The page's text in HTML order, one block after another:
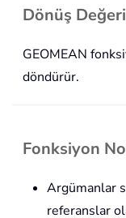
Dönüş Değeri
GEOMEAN
döndürür.
Fonksiyon
Argümanlar
referanslar